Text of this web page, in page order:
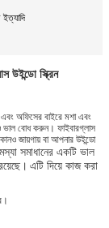
উইন্ডো স্ক্রিন
এবং অফিসের বাইরে মশা এবং
ভাল বোধ করুন। ফাইবারগ্লাস
জায়গায় বা আপনার উইন্ডো
সমাধানের একটি ভাল
এটি দিয়ে কাজ করা